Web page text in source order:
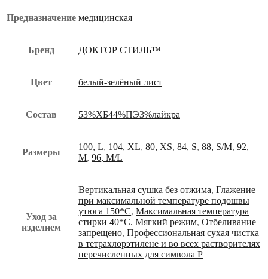
Предназначение медицинская
Бренд ДОКТОР СТИЛЬ™
Цвет белый-зелёный лист
Состав 53%ХБ44%ПЭ3%лайкра
Размеры
100, L, 104, XL, 80, XS, 84, S, 88, S/M, 92,
M, 96, M/L
Уход за
изделием
Вертикальная сушка без отжима, Глажение
при максимальной температуре подошвы
утюга 150*С, Максимальная температура
стирки 40*С. Мягкий режим, Отбеливание
запрещено, Профессиональная сухая чистка
в тетрахлорэтилене и во всех растворителях
перечисленных для символа Р